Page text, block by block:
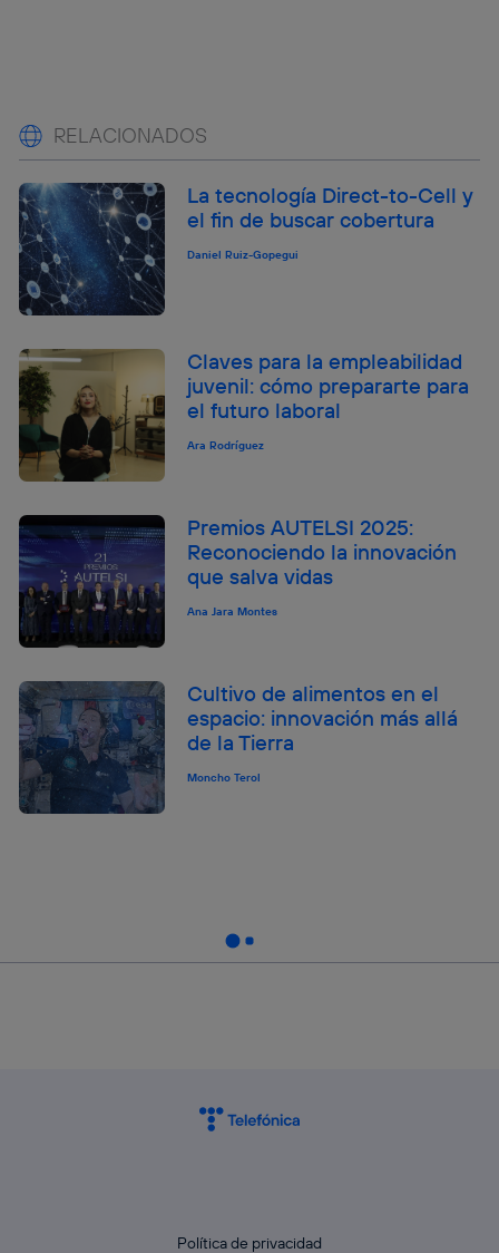
RELACIONADOS
La tecnología Direct-to-Cell y
el fin de buscar cobertura
Daniel Ruiz-Gopegui
Claves para la empleabilidad
juvenil: cómo prepararte para
el futuro laboral
Ara Rodríguez
Premios AUTELSI 2025:
Reconociendo la innovación
que salva vidas
Ana Jara Montes
Cultivo de alimentos en el
espacio: innovación más allá
de la Tierra
Moncho Terol
Política de privacidad